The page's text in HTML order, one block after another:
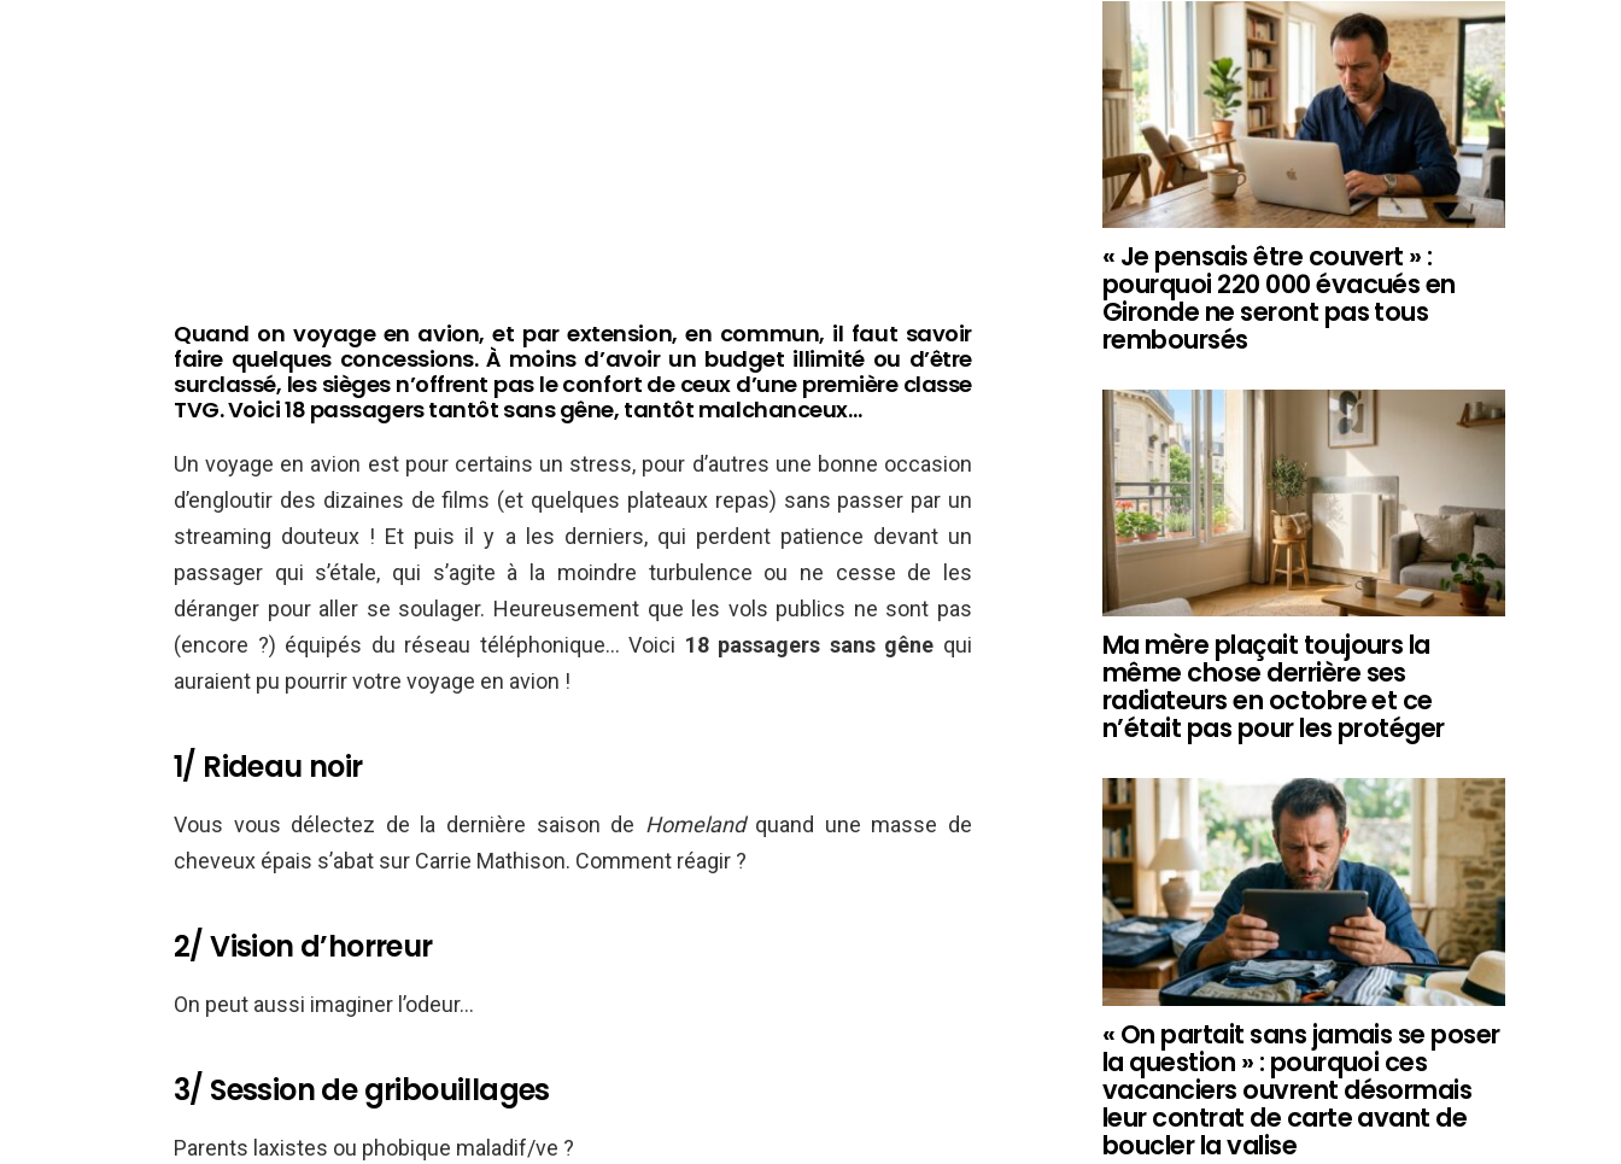
Quand on voyage en avion, et par extension, en commun, il faut savoir
faire quelques concessions. À moins d’avoir un budget illimité ou d’être
surclassé, les sièges n’offrent pas le confort de ceux d’une première classe
TVG. Voici 18 passagers tantôt sans gêne, tantôt malchanceux…
Un voyage en avion est pour certains un stress, pour d’autres une bonne occasion
d’engloutir des dizaines de films (et quelques plateaux repas) sans passer par un
streaming douteux ! Et puis il y a les derniers, qui perdent patience devant un
passager qui s’étale, qui s’agite à la moindre turbulence ou ne cesse de les
déranger pour aller se soulager. Heureusement que les vols publics ne sont pas
(encore ?) équipés du réseau téléphonique… Voici 18 passagers sans gêne qui
auraient pu pourrir votre voyage en avion !
1/ Rideau noir
Vous vous délectez de la dernière saison de Homeland quand une masse de
cheveux épais s’abat sur Carrie Mathison. Comment réagir ?
2/ Vision d’horreur
On peut aussi imaginer l’odeur…
3/ Session de gribouillages
Parents laxistes ou phobique maladif/ve ?
« Je pensais être couvert » :
pourquoi 220 000 évacués en
Gironde ne seront pas tous
remboursés
Ma mère plaçait toujours la
même chose derrière ses
radiateurs en octobre et ce
n’était pas pour les protéger
« On partait sans jamais se poser
la question » : pourquoi ces
vacanciers ouvrent désormais
leur contrat de carte avant de
boucler la valise